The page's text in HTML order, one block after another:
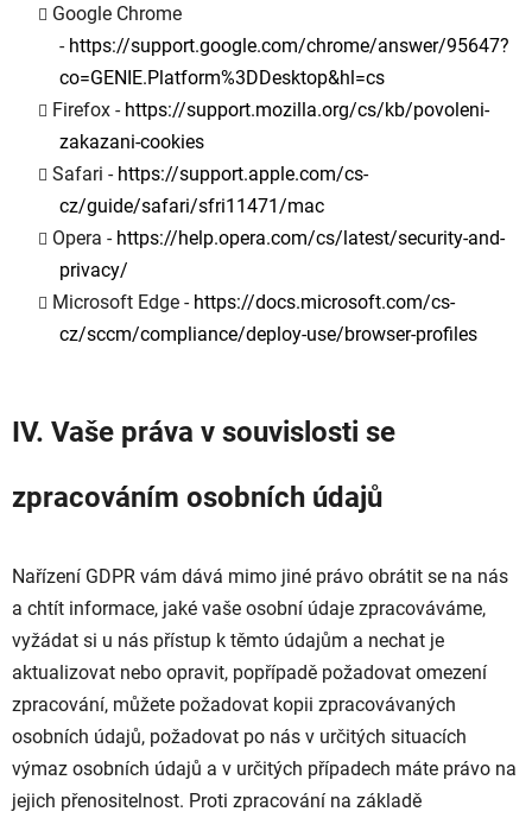
Google Chrome
- https://support.google.com/chrome/answer/95647?
co=GENIE.Platform%3DDesktop&hl=cs
Firefox - https://support.mozilla.org/cs/kb/povoleni-
zakazani-cookies
Safari - https://support.apple.com/cs-
cz/guide/safari/sfri11471/mac
Opera - https://help.opera.com/cs/latest/security-and-
privacy/
Microsoft Edge - https://docs.microsoft.com/cs-
cz/sccm/compliance/deploy-use/browser-profiles
IV. Vaše práva v souvislosti se
zpracováním osobních údajů
Nařízení GDPR vám dává mimo jiné právo obrátit se na nás
a chtít informace, jaké vaše osobní údaje zpracováváme,
vyžádat si u nás přístup k těmto údajům a nechat je
aktualizovat nebo opravit, popřípadě požadovat omezení
zpracování, můžete požadovat kopii zpracovávaných
osobních údajů, požadovat po nás v určitých situacích
výmaz osobních údajů a v určitých případech máte právo na
jejich přenositelnost. Proti zpracování na základě